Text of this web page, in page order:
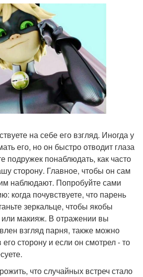
на себе его взгляд. Иногда у
его, но он быстро отводит глаза
подружек понаблюдать, как часто
сторону. Главное, чтобы он сам
наблюдают. Попробуйте сами
когда почувствуете, что парень
зеркальце, чтобы якобы
или макияж. В отражении вы
взгляд парня, также можно
сторону и если он смотрел - то
что случайных встреч стало